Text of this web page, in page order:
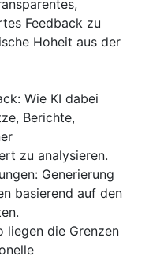
Feedback zu
Hoheit aus der
Wie KI dabei
Berichte,
zu analysieren.
Generierung
basierend auf den
liegen die Grenzen